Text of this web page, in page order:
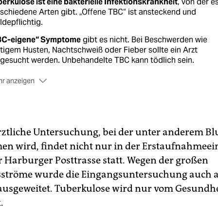
Arten gibt. „Offene TBC“ ist ansteckend und
eigene“ Symptomegibt es nicht. Bei Beschwerden wie
Husten, Nachtschweiß oder Fieber sollte ein Arzt
werden. Unbehandelte TBC kann tödlich sein.
anzeigen
Heilungschanceliegt in Deutschland laut dem Deutschen
für Infektionsforschung bei 80 Prozent; in anderen
teils nur bei 50 Prozent.
Ende der 90er
wird in Deutschland nicht mehr gegen die
geimpft. Grund dafür sind mögliche Komplikationen
Rückgang von TBC-Fällen.
Untersuchung, bei der unter anderem
wird, findet nicht nur in der
Harburger Posttrasse statt. Wegen der großen
wurde die Eingangsuntersuchung auch
Tuberkulose wird nur vom